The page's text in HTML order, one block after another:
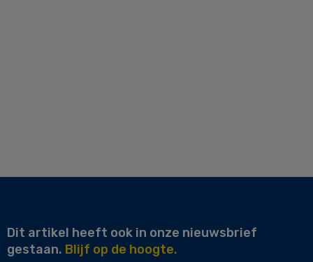
Dit artikel heeft ook in onze nieuwsbrief
gestaan. Blijf op de hoogte.